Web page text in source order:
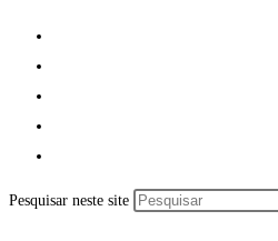
Pesquisar neste site